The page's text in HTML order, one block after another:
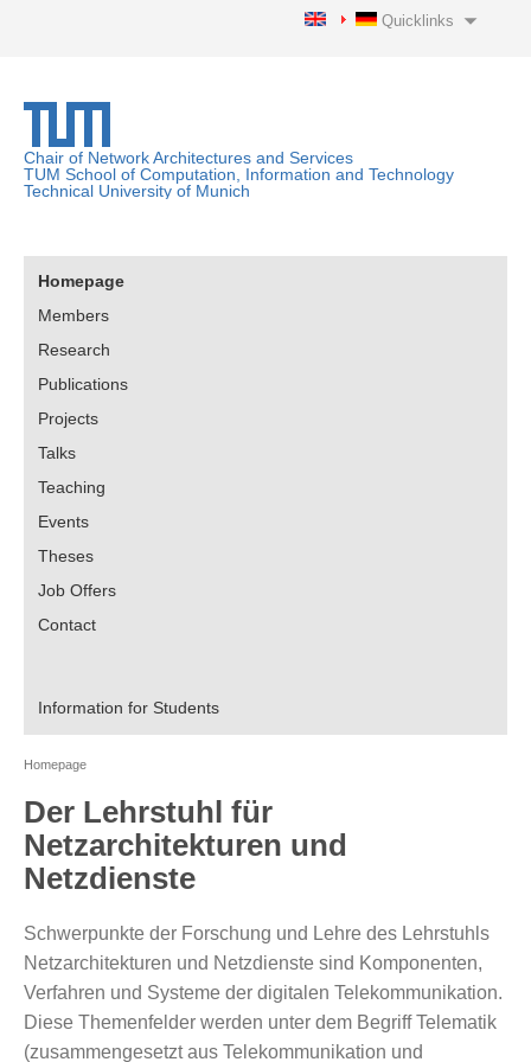
Quicklinks
Chair of Network Architectures and Services
TUM School of Computation, Information and Technology
Technical University of Munich
Homepage
Members
Research
Publications
Projects
Talks
Teaching
Events
Theses
Job Offers
Contact
Information for Students
Homepage
Der Lehrstuhl für
Netzarchitekturen und
Netzdienste
Schwerpunkte der Forschung und Lehre des Lehrstuhls
Netzarchitekturen und Netzdienste sind Komponenten,
Verfahren und Systeme der digitalen Telekommunikation.
Diese Themenfelder werden unter dem Begriff Telematik
(zusammengesetzt aus Telekommunikation und